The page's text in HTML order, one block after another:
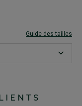
Guide des tailles